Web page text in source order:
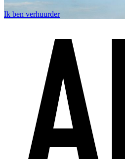
Ik ben verhuurder